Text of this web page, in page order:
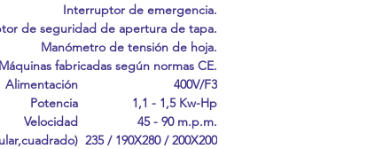
Interruptor de emergencia.
de seguridad de apertura de tapa.
Manómetro de tensión de hoja.
Máquinas fabricadas según normas CE.
Alimentación
400V/F3
Potencia
1,1 - 1,5 Kw-Hp
Velocidad
45 - 90 m.p.m.
235 / 190X280 / 200X200